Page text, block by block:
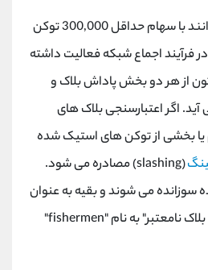
می توانند با سهام حداقل 300,000 توکن
فرآیند اجماع شبکه فعالیت داشته
از هر دو بخش پاداش بلاک و
اگر اعتبارسنجی بلاک های
یا بخشی از توکن های استیک شده
(
slashing) مصادره می شود.
می شوند و بقیه به عنوان
نامعتبر" به نام "fishermen
"